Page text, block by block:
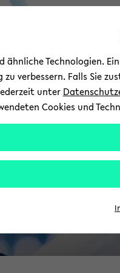
ähnliche Technologien.
verbessern. Falls Sie
unter
Cookies und